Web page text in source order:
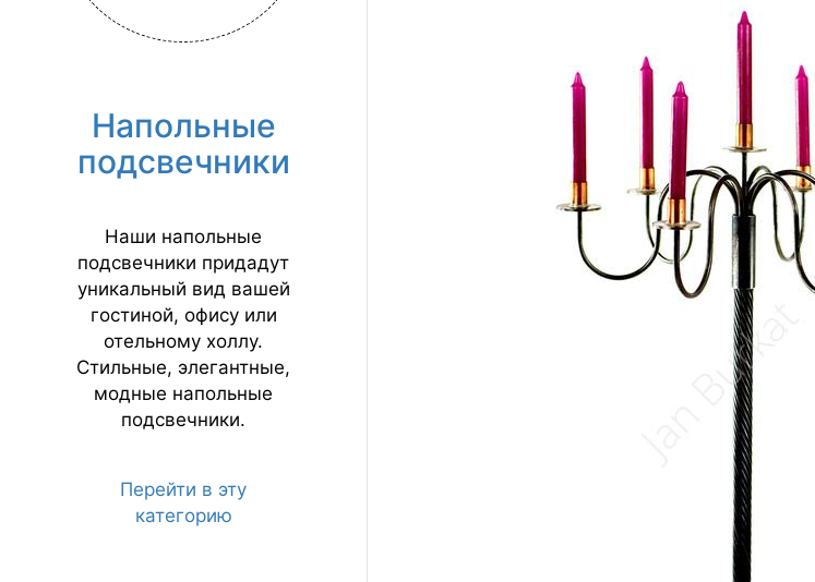
Напольные
подсвечники
Наши напольные
подсвечники придадут
уникальный вид вашей
гостиной, офису или
отельному холлу.
Стильные, элегантные,
модные напольные
подсвечники.
Перейти в эту
категорию